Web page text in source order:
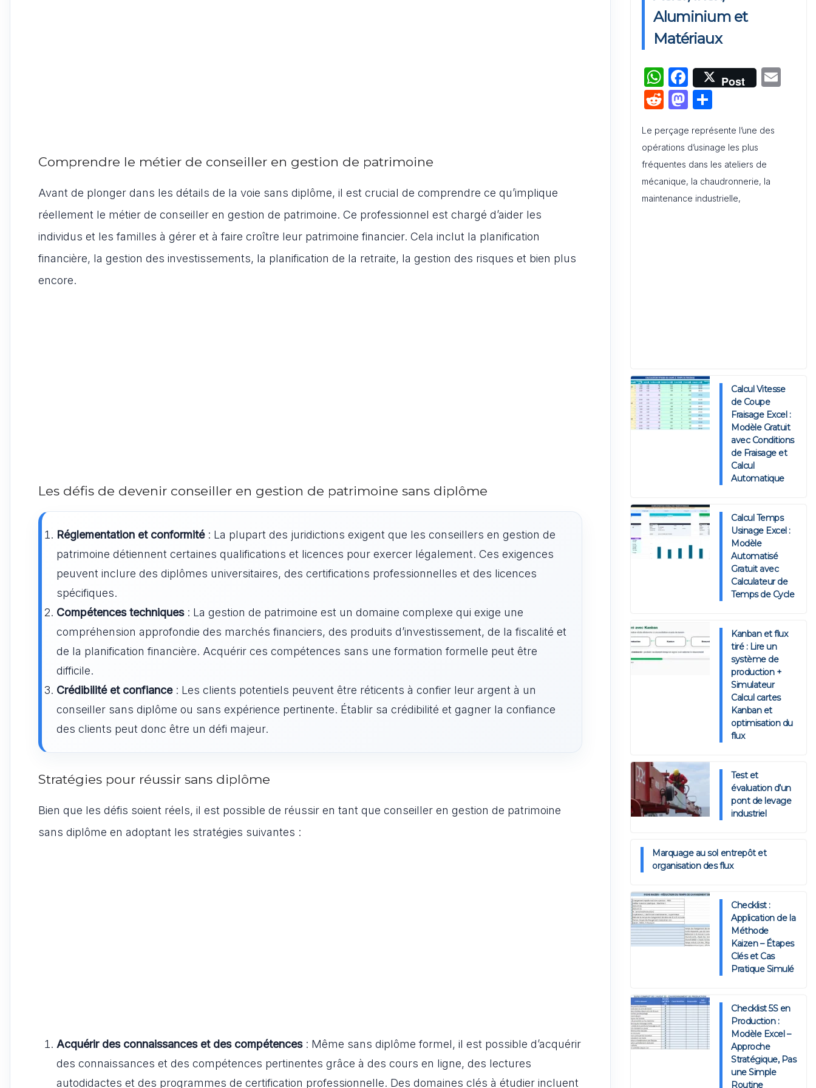
Comprendre le métier de conseiller en gestion de patrimoine
Avant de plonger dans les détails de la voie sans diplôme, il est crucial de comprendre ce qu’implique
réellement le métier de conseiller en gestion de patrimoine. Ce professionnel est chargé d’aider les
individus et les familles à gérer et à faire croître leur patrimoine financier. Cela inclut la planification
financière, la gestion des investissements, la planification de la retraite, la gestion des risques et bien plus
encore.
Les défis de devenir conseiller en gestion de patrimoine sans diplôme
Réglementation et conformité: La plupart des juridictions exigent que les conseillers en gestion de
patrimoine détiennent certaines qualifications et licences pour exercer légalement. Ces exigences
peuvent inclure des diplômes universitaires, des certifications professionnelles et des licences
spécifiques.
Compétences techniques: La gestion de patrimoine est un domaine complexe qui exige une
compréhension approfondie des marchés financiers, des produits d’investissement, de la fiscalité et
de la planification financière. Acquérir ces compétences sans une formation formelle peut être
difficile.
Crédibilité et confiance: Les clients potentiels peuvent être réticents à confier leur argent à un
conseiller sans diplôme ou sans expérience pertinente. Établir sa crédibilité et gagner la confiance
des clients peut donc être un défi majeur.
Stratégies pour réussir sans diplôme
Bien que les défis soient réels, il est possible de réussir en tant que conseiller en gestion de patrimoine
sans diplôme en adoptant les stratégies suivantes :
Acquérir des connaissances et des compétences: Même sans diplôme formel, il est possible d’acquérir
des connaissances et des compétences pertinentes grâce à des cours en ligne, des lectures
autodidactes et des programmes de certification professionnelle. Des domaines clés à étudier incluent
Activation de Marque : Mise en
Œuvre et Modèle de Feuille de
Route
Audit de Communication
Interne et Externe : Canevas
Word
Aluminium et
Matériaux
W
h
at
s
A
p
p
F
a
c
e
b
o
o
Post
R
d
di
t
M
st
o
d
o
ta
g
er
Le perçage représente l’une des
opérations d’usinage les plus
fréquentes dans les ateliers de
mécanique, la chaudronnerie, la
maintenance industrielle,
Calcul Vitesse
de Coupe
Fraisage Excel :
Modèle Gratuit
avec Conditions
de Fraisage et
Calcul
Automatique
Calcul Temps
Usinage Excel :
Modèle
Automatisé
Gratuit avec
Calculateur de
Temps de Cycle
Kanban et flux
tiré : Lire un
système de
production +
Simulateur
Calcul cartes
Kanban et
optimisation du
flux
Test et
évaluation d’un
pont de levage
industriel
Marquage au sol entrepôt et
organisation des flux
Checklist :
Application de la
Méthode
Kaizen – Étapes
Clés et Cas
Pratique Simulé
Checklist 5S en
Production :
Modèle Excel –
Approche
Stratégique, Pas
une Simple
Routine